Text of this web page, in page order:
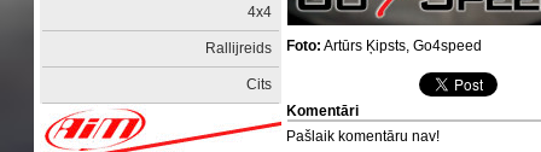
4x4
Rallijreids
Cits
Foto: Artūrs Ķipsts, Go4speed
Komentāri
Pašlaik komentāru nav!